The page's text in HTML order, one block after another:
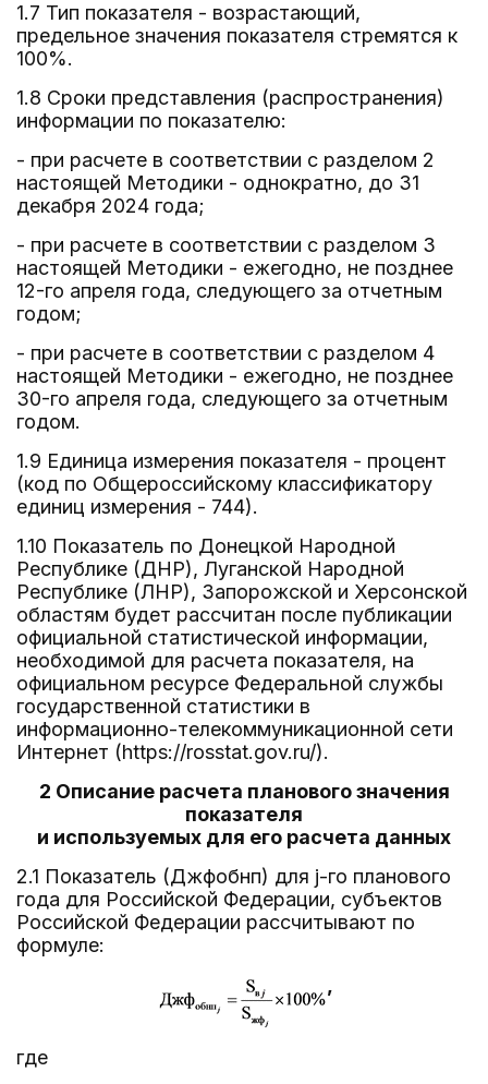
1.7 Тип показателя - возрастающий,
предельное значения показателя стремятся к
100%.
1.8 Сроки представления (распространения)
информации по показателю:
- при расчете в соответствии с разделом 2
настоящей Методики - однократно, до 31
декабря 2024 года;
- при расчете в соответствии с разделом 3
настоящей Методики - ежегодно, не позднее
12-го апреля года, следующего за отчетным
годом;
- при расчете в соответствии с разделом 4
настоящей Методики - ежегодно, не позднее
30-го апреля года, следующего за отчетным
годом.
1.9 Единица измерения показателя - процент
(код по Общероссийскому классификатору
единиц измерения - 744).
1.10 Показатель по Донецкой Народной
Республике (ДНР), Луганской Народной
Республике (ЛНР), Запорожской и Херсонской
областям будет рассчитан после публикации
официальной статистической информации,
необходимой для расчета показателя, на
официальном ресурсе Федеральной службы
государственной статистики в
информационно-телекоммуникационной сети
Интернет (https://rosstat.gov.ru/).
2 Описание расчета планового значения
показателя
и используемых для его расчета данных
2.1 Показатель (Джфобнп) для j-го планового
года для Российской Федерации, субъектов
Российской Федерации рассчитывают по
формуле:
где